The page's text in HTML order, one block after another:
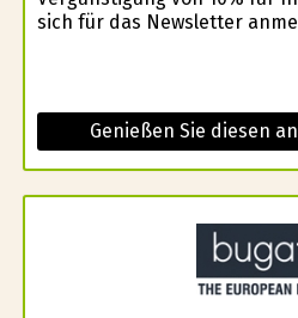
sich für das Newsletter
Genießen Sie diesen